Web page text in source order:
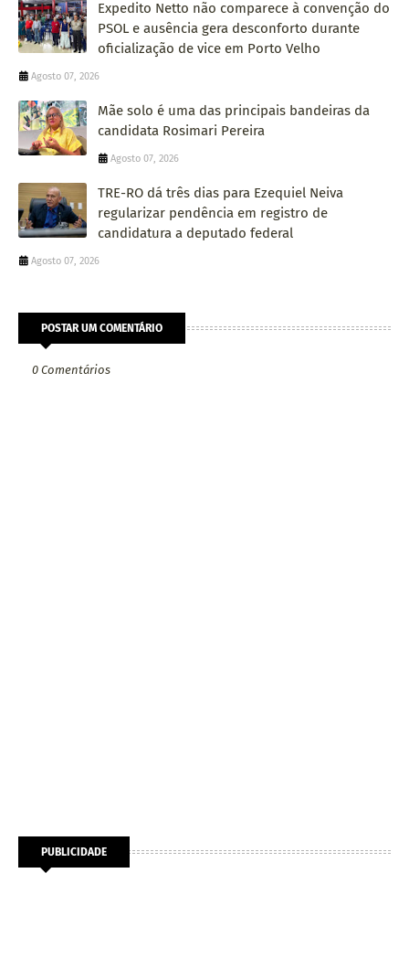
Expedito Netto não comparece à convenção do
PSOL e ausência gera desconforto durante
oficialização de vice em Porto Velho
Agosto 07, 2026
Mãe solo é uma das principais bandeiras da
candidata Rosimari Pereira
Agosto 07, 2026
TRE-RO dá três dias para Ezequiel Neiva
regularizar pendência em registro de
candidatura a deputado federal
Agosto 07, 2026
POSTAR UM COMENTÁRIO
0 Comentários
PUBLICIDADE